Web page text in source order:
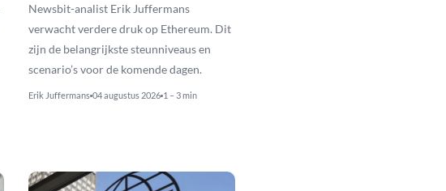
Newsbit-analist Erik Juffermans
verwacht verdere druk op Ethereum. Dit
zijn de belangrijkste steunniveaus en
scenario’s voor de komende dagen.
Erik Juffermans 04 augustus 2026 1 – 3 min